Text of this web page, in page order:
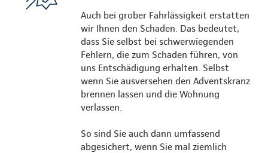
Auch bei grober Fahrlässigkeit erstatten
wir Ihnen den Schaden. Das bedeutet,
dass Sie selbst bei schwerwiegenden
Fehlern, die zum Schaden führen, von
uns Entschädigung erhalten. Selbst
wenn Sie ausversehen den Adventskranz
brennen lassen und die Wohnung
verlassen.
So sind Sie auch dann umfassend
abgesichert, wenn Sie mal ziemlich